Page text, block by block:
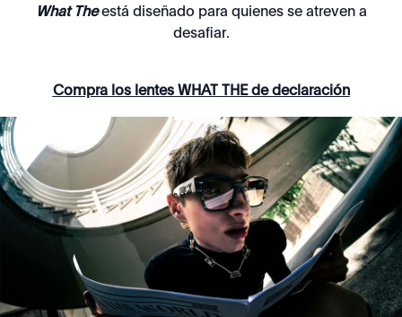
What Theestá diseñado para quienes se atreven a
desafiar.
Compra los lentes WHAT THE de declaración